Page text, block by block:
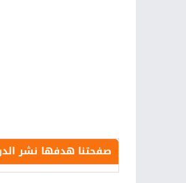
صفحتنا هدفها نشر